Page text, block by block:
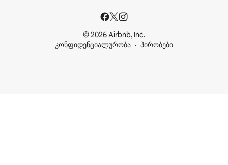
© 2026 Airbnb, Inc.
კონფიდენციალურობა
პირობები